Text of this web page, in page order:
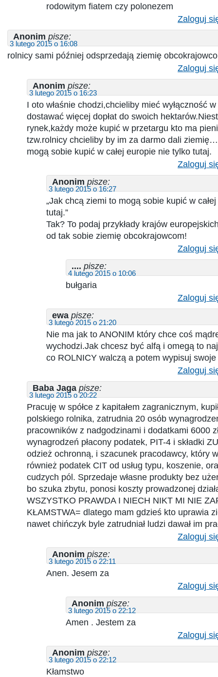
rodowitym fiatem czy polonezem
Zaloguj
Anonim pisze:
3 lutego 2015 o 16:08
rolnicy sami później odsprzedają ziemię
Zaloguj
Anonim pisze:
3 lutego 2015 o 16:23
I oto właśnie chodzi,chcieliby mieć wyłączność
dostawać więcej dopłat do swoich
rynek,każdy może kupić w przetargu kto ma
tzw.rolnicy chcieliby by im za darmo dali
mogą sobie kupić w całej europie nie tylko tutaj.
Zaloguj
Anonim pisze:
3 lutego 2015 o 16:27
„Jak chcą ziemi to mogą sobie kupić w
tutaj.”
Tak? To podaj przykłady krajów
od tak sobie ziemię obcokrajowcom!
Zaloguj
.... pisze:
4 lutego 2015 o 10:06
bułgaria
Zaloguj
ewa pisze:
3 lutego 2015 o 21:20
Nie ma jak to ANONIM który chce coś
wychodzi.Jak chcesz być alfą i omegą to
co ROLNICY walczą a potem wypisuj
Zaloguj
Baba Jaga pisze:
3 lutego 2015 o 20:22
Pracuję w spółce z kapitałem zagranicznym,
polskiego rolnika, zatrudnia 20 osób
pracowników z nadgodzinami i dodatkami 6000
wynagrodzeń płacony podatek, PIT-4 i składki
odzież ochronną, i szacunek pracodawcy, który
również podatek CIT od usług typu, koszenie,
cudzych pól. Sprzedaje własne produkty bez
bo szuka zbytu, ponosi koszty prowadzonej
WSZYSTKO PRAWDA I NIECH NIKT MI NIE
KŁAMSTWA= dlatego mam gdzieś kto uprawia
nawet chińczyk byle zatrudniał ludzi dawał im
Zaloguj
Anonim pisze:
3 lutego 2015 o 22:11
Anen. Jesem za
Zaloguj
Anonim pisze:
3 lutego 2015 o 22:12
Amen . Jestem za
Zaloguj
Anonim pisze:
3 lutego 2015 o 22:12
Kłamstwo